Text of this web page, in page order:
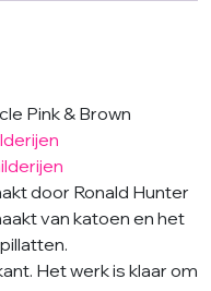
Pink & Brown
door Ronald Hunter
van katoen en het
Het werk is klaar om